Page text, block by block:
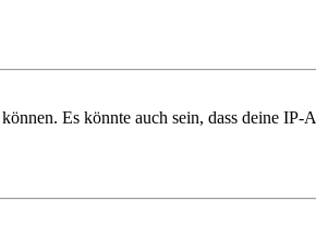
Es könnte auch sein, dass deine IP-